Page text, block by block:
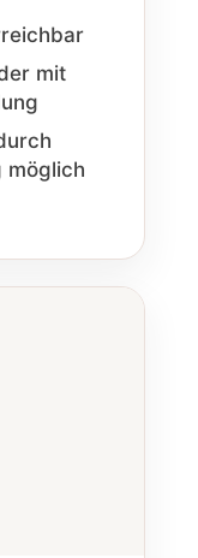
mit
möglich